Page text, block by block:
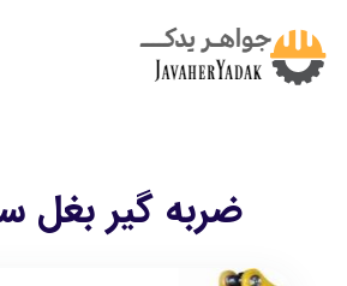
ضربه گیر بغل